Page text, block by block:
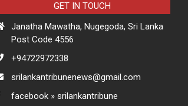
GET IN TOUCH
Janatha Mawatha, Nugegoda, Sri Lanka
Post Code 4556
+94722972338
srilankantribunenews@gmail.com
facebook » srilankantribune